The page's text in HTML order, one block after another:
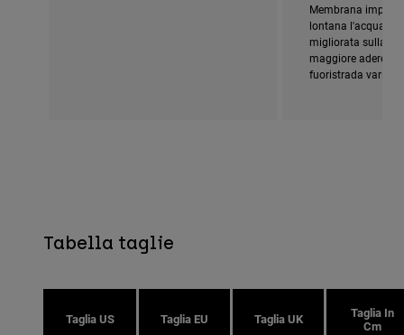
Membrana
lontana l'acqua.
migliorata sulla
maggiore
fuoristrada
Tabella taglie
Taglia US Taglia EU Taglia UK
Taglia In
Cm